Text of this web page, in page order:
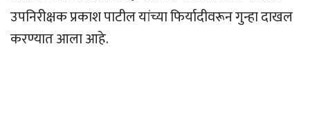
उपनिरीक्षक प्रकाश पाटील यांच्या फिर्यादीवरून गुन्हा दाखल
करण्यात आला आहे.